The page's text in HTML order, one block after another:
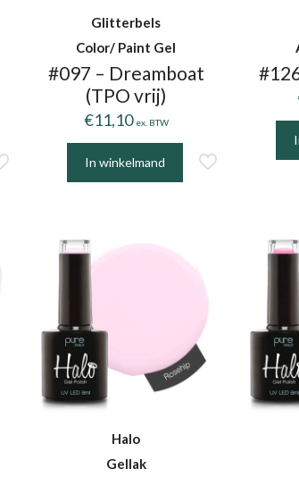
Glitterbels
Color/ Paint Gel
#097 – Dreamboat
(TPO vrij)
€11,10 ex. BTW
In winkelmand
Halo
Gellak